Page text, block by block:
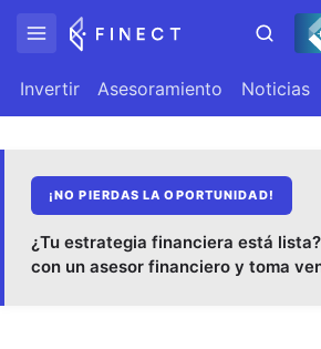
Invertir Asesoramiento Noticias
¡NO PIERDAS LA OPORTUNIDAD!
¿Tu estrategia financiera está lista?
con un asesor financiero y toma